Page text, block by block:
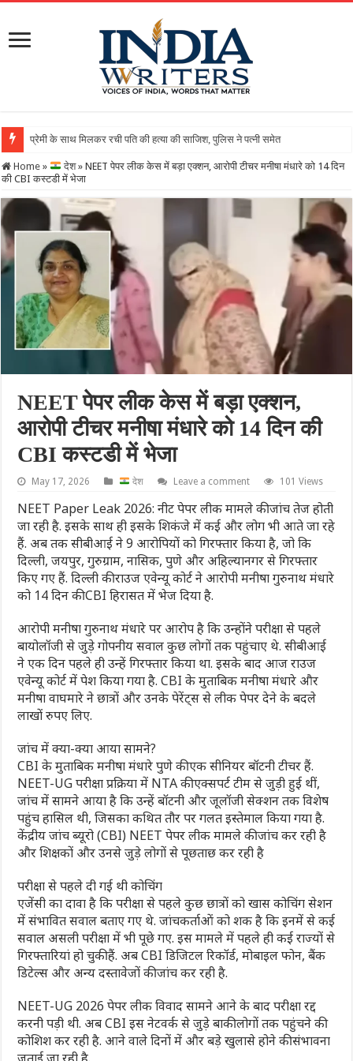
Home » देश » NEET पेपर लीक केस में बड़ा एक्शन, आरोपी टीचर मनीषा मंधारे को 14 दिन
की CBI कस्टडी में भेजा
NEET पेपर लीक केस में बड़ा एक्शन,
आरोपी टीचर मनीषा मंधारे को 14 दिन की
CBI कस्टडी में भेजा
May 17, 2026 देश Leave a comment 101 Views
NEET Paper Leak 2026: नीट पेपर लीक मामले की जांच तेज होती
जा रही है. इसके साथ ही इसके शिकंजे में कई और लोग भी आते जा रहे
हैं. अब तक सीबीआई ने 9 आरोपियों को गिरफ्तार किया है, जो कि
दिल्ली, जयपुर, गुरुग्राम, नासिक, पुणे और अहिल्यानगर से गिरफ्तार
किए गए हैं. दिल्ली की राउज एवेन्यू कोर्ट ने आरोपी मनीषा गुरुनाथ मंधारे
को 14 दिन की CBI हिरासत में भेज दिया है.
आरोपी मनीषा गुरुनाथ मंधारे पर आरोप है कि उन्होंने परीक्षा से पहले
बायोलॉजी से जुड़े गोपनीय सवाल कुछ लोगों तक पहुंचाए थे. सीबीआई
ने एक दिन पहले ही उन्हें गिरफ्तार किया था. इसके बाद आज राउज
एवेन्यू कोर्ट में पेश किया गया है. CBI के मुताबिक मनीषा मंधारे और
मनीषा वाघमारे ने छात्रों और उनके पेरेंट्स से लीक पेपर देने के बदले
लाखों रुपए लिए.
जांच में क्‍या-क्‍या आया सामने?
CBI के मुताबिक मनीषा मंधारे पुणे की एक सीन‍ियर बॉटनी टीचर हैं.
NEET-UG परीक्षा प्रक्रिया में NTA की एक्सपर्ट टीम से जुड़ी हुई थीं,
जांच में सामने आया है कि उन्हें बॉटनी और जूलॉजी सेक्शन तक विशेष
पहुंच हासिल थी, जिसका कथित तौर पर गलत इस्तेमाल किया गया है.
केंद्रीय जांच ब्यूरो (CBI) NEET पेपर लीक मामले की जांच कर रही है
और शिक्षकों और उनसे जुड़े लोगों से पूछताछ कर रही है
परीक्षा से पहले दी गई थी कोचिंग
एजेंसी का दावा है कि परीक्षा से पहले कुछ छात्रों को खास कोचिंग सेशन
में संभावित सवाल बताए गए थे. जांचकर्ताओं को शक है कि इनमें से कई
सवाल असली परीक्षा में भी पूछे गए. इस मामले में पहले ही कई राज्यों से
गिरफ्तारियां हो चुकी हैं. अब CBI डिजिटल रिकॉर्ड, मोबाइल फोन, बैंक
डिटेल्स और अन्य दस्तावेजों की जांच कर रही है.
NEET-UG 2026 पेपर लीक विवाद सामने आने के बाद परीक्षा रद्द
करनी पड़ी थी. अब CBI इस नेटवर्क से जुड़े बाकी लोगों तक पहुंचने की
कोशिश कर रही है. आने वाले दिनों में और बड़े खुलासे होने की संभावना